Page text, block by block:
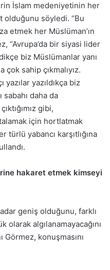
İslam medeniyetinin her
olduğunu söyledi. “Bu
etmek her Müslüman’ın
“Avrupa’da bir siyasi lider
biz Müslümanlar yanı
çok sahip çıkmalıyız.
yazılar yazıldıkça biz
sabahı daha da
gibi,
için hortlatmak
türlü yabancı karşıtlığına
hakaret etmek kimseyi
geniş olduğunu, farklı
algılanamayacağını
konuşmasını